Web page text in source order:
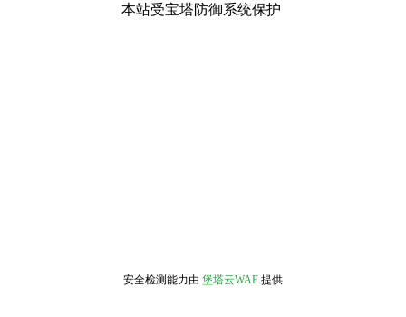
本站受宝塔防御系统保护
安全检测能力由 堡塔云WAF 提供